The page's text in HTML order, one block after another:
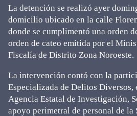
La detención se realizó ayer
domicilio ubicado en la calle
donde se cumplimentó una orden
orden de cateo emitida por el
Fiscalía de Distrito Zona Noroeste.
La intervención contó con la
Especializada de Delitos Diversos,
Agencia Estatal de Investigación,
apoyo perimetral de personal de la